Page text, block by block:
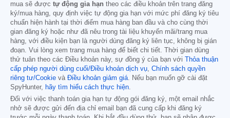
mua sẽ được tự động gia hạn theo các điều khoản trên trang đăng
ký/mua hàng, quy định việc tự động gia hạn với mức phí đăng ký tiêu
chuẩn hiện hành tại thời điểm mua hàng ban đầu và cho cùng thời
gian đăng ký hoặc như đã nêu trong tài liệu khuyến mãi/trang mua
hàng, với điều kiện bạn là người dùng đăng ký liên tục, không bị gián
đoạn. Vui lòng xem trang mua hàng để biết chi tiết. Thời gian dùng
thử tuân theo các Điều khoản này, sự đồng ý của bạn với
Thỏa thuận
cấp phép người dùng cuối/Điều khoản dịch vụ, Chính sách quyền
riêng tư/Cookie và Điều khoản giảm giá. Nếu bạn muốn gỡ cài đặt
SpyHunter, hãy tìm hiểu cách thực hiện.
Đối với việc thanh toán gia hạn tự động gói đăng ký, một email nhắc
nhở sẽ được gửi đến địa chỉ email bạn đã cung cấp khi đăng ký